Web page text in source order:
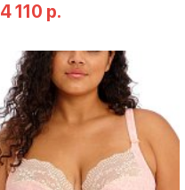
4 110 р.